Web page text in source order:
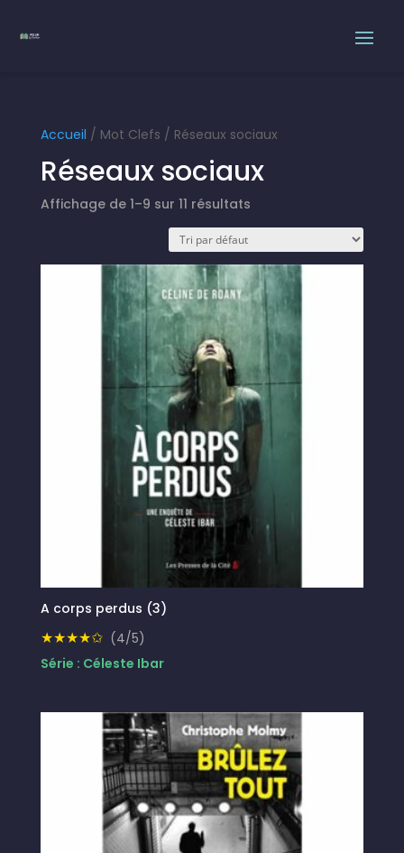
Accueil / Mot Clefs / Réseaux sociaux
Réseaux sociaux
Affichage de 1–9 sur 11 résultats
A corps perdus (3)
★★★★✩ (4/5)
Série : Céleste Ibar